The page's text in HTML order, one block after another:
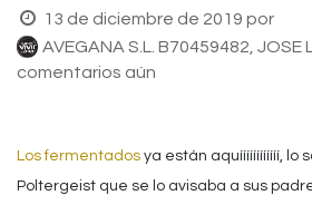
13 de diciembre de 2019 por
AVEGANA S.L. B70459482, JOSE
comentarios aún
Los fermentados ya están aquíííííííííííí, lo
Poltergeist que se lo avisaba a sus